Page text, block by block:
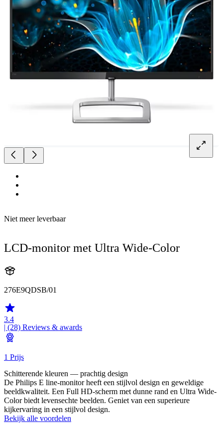
Niet meer leverbaar
LCD-monitor met Ultra Wide-Color
276E9QDSB/01
3.4
| (28) Reviews & awards
1 Prijs
Schitterende kleuren — prachtig design
De Philips E line-monitor heeft een stijlvol design en geweldige
beeldkwaliteit. Een Full HD-scherm met dunne rand en Ultra Wide-
Color biedt levensechte beelden. Geniet van een superieure
kijkervaring in een stijlvol design.
Bekijk alle voordelen